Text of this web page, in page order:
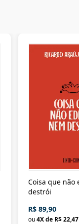
Coisa que não
destrói
R$ 89,90
ou4X de R$ 22,47